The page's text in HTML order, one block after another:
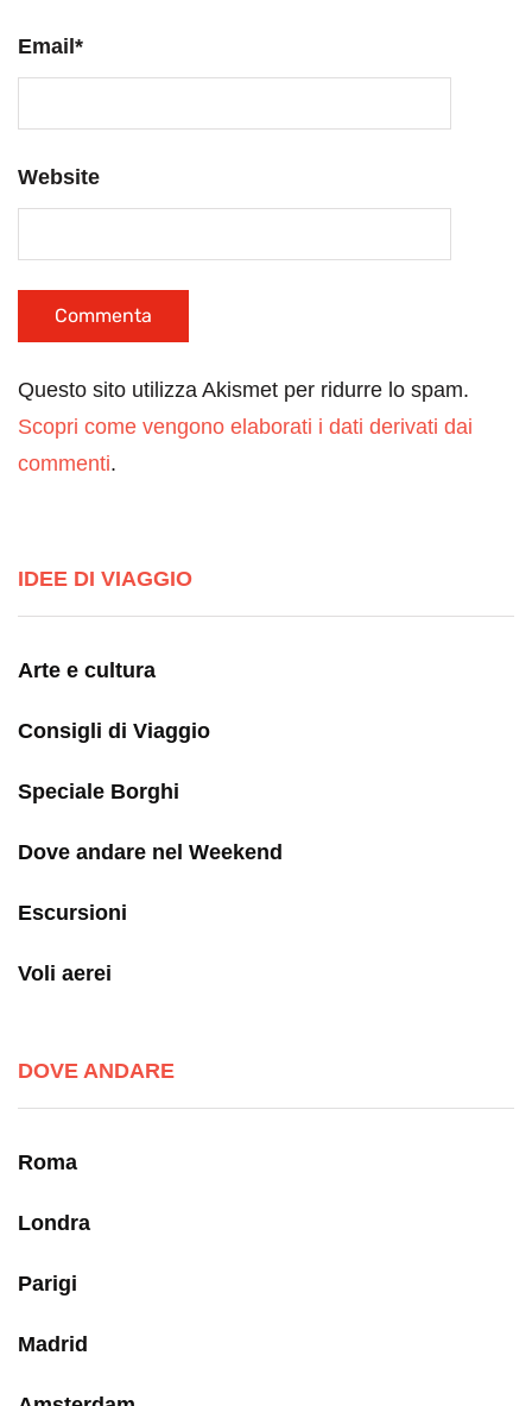
Email*
Website
Questo sito utilizza Akismet per ridurre lo spam.
Scopri come vengono elaborati i dati derivati dai
commenti.
IDEE DI VIAGGIO
Arte e cultura
Consigli di Viaggio
Speciale Borghi
Dove andare nel Weekend
Escursioni
Voli aerei
DOVE ANDARE
Roma
Londra
Parigi
Madrid